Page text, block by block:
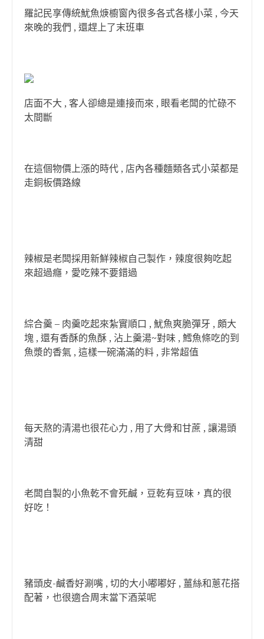
羅記民享傳統魷魚焿櫥窗內很多各式各樣小菜 , 今天
來晚的我們 , 還趕上了末班車
店面不大 , 客人卻總是連接而來 , 眼看老闆的忙碌不
太間斷
在這個物價上漲的時代 , 店內各種麵類各式小菜都是
走銅板價路線
辣椒是老闆採用新鮮辣椒自己製作，辣度很夠吃起
來超過癮，愛吃辣不要錯過
綜合羹 – 肉羹吃起來紮實順口 , 魷魚爽脆彈牙 , 頗大
塊 , 還有香酥的魚酥 , 沾上羹湯~對味 , 鱈魚條吃的到
魚漿的香氣 , 這樣一碗滿滿的料 , 非常超值
每天熬的清湯也很花心力 , 用了大骨和甘蔗 , 讓湯頭
清甜
老闆自製的小魚乾不會死鹹，豆乾有豆味，真的很
好吃！
豬頭皮-鹹香好涮嘴 , 切的大小嘟嘟好 , 薑絲和蔥花搭
配著，也很適合周末當下酒菜呢